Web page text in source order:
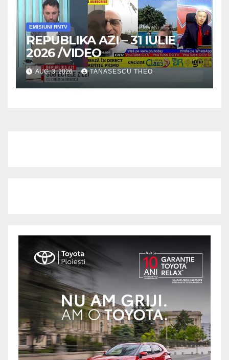
EMISIUNI RNTV
REPUBLIKA AZI – 31 IULIE
2026 /VIDEO
AUG. 3, 2026 TANASESCU THEO